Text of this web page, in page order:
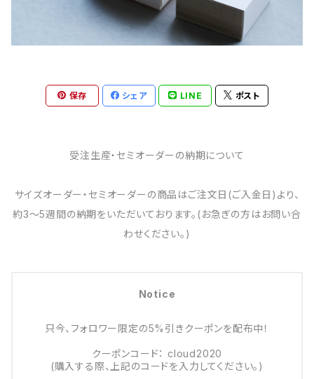
保存 シェア LINE ポスト
受注生産・セミオーダーの納期について
サイズオーダー・セミオーダーの商品はご注文日(ご入金日)より、
約3～5週間の納期をいただいております。(お急ぎの方はお問い合
わせください。)
Notice
只今、フォロワー限定の5%引きクーポンを配布中！
クーポンコード： cloud2020
(購入する際、上記のコードを入力してください。)